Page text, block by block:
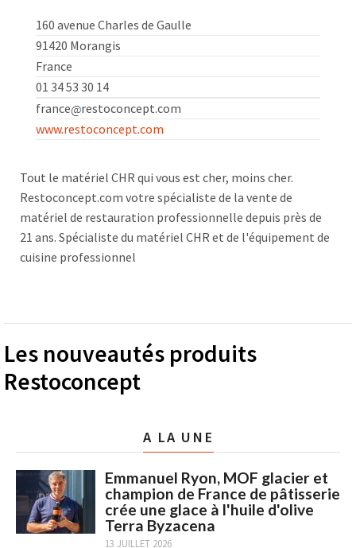
160 avenue Charles de Gaulle
91420 Morangis
France
01 34 53 30 14
france
restoconcept.com
www.restoconcept.com
Tout le matériel CHR qui vous est cher, moins cher.
Restoconcept.com votre spécialiste de la vente de
matériel de restauration professionnelle depuis près de
21 ans. Spécialiste du matériel CHR et de l'équipement de
cuisine professionnel
Les nouveautés produits
Restoconcept
A LA UNE
Emmanuel Ryon, MOF glacier et
champion de France de pâtisserie
crée une glace à l'huile d'olive
Terra Byzacena
13 JUILLET 2026